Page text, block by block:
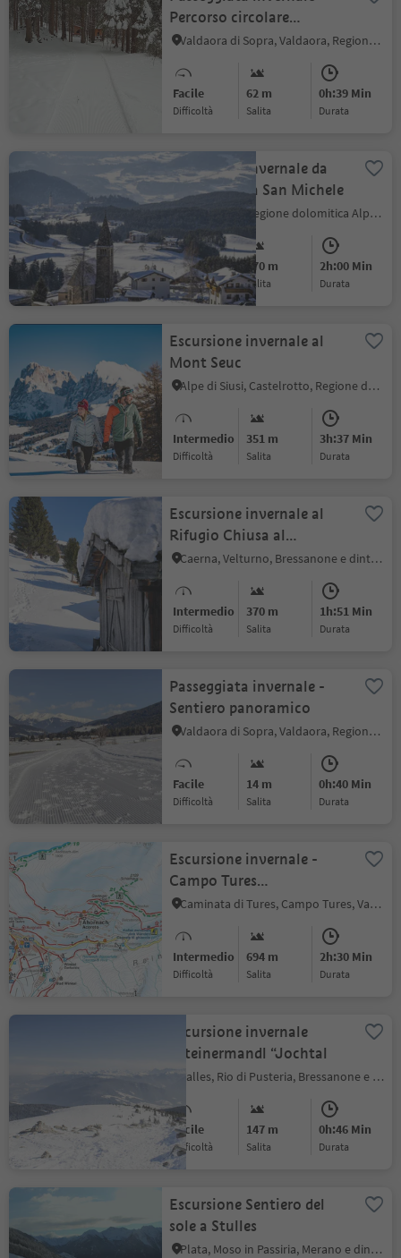
Percorso circolare
Valdaora di Sopra
Valdaora di Sopra, Valdaora, Regione dolomitica Plan de Corones
Facile
Difficoltà
62 m
Salita
0h:39 Min
durata
Escursione invernale da
Castelrotto a San Michele
Castelrotto, Regione dolomitica Alpe di Siusi
Intermedio
Difficoltà
270 m
Salita
2h:00 Min
durata
Escursione invernale al
Mont Seuc
Alpe di Siusi, Castelrotto, Regione dolomitica Alpe di Siusi
Intermedio
Difficoltà
351 m
Salita
3h:37 Min
durata
Escursione invernale al
Rifugio Chiusa al
Campaccio
Caerna, Velturno, Bressanone e dintorni
Intermedio
Difficoltà
370 m
Salita
1h:51 Min
durata
Passeggiata invernale -
Sentiero panoramico
Valdaora di Sopra, Valdaora, Regione dolomitica Plan de Corones
Facile
Difficoltà
14 m
Salita
0h:40 Min
durata
Escursione invernale -
Campo Tures
Roaner/Acereto
Caminata di Tures, Campo Tures, Valle Aurina
Intermedio
Difficoltà
694 m
Salita
2h:30 Min
durata
Escursione invernale
„Steinermandl “Jochtal
Valles, Rio di Pusteria, Bressanone e dintorni
Facile
Difficoltà
147 m
Salita
0h:46 Min
durata
Escursione Sentiero del
sole a Stulles
Plata, Moso in Passiria, Merano e dintorni